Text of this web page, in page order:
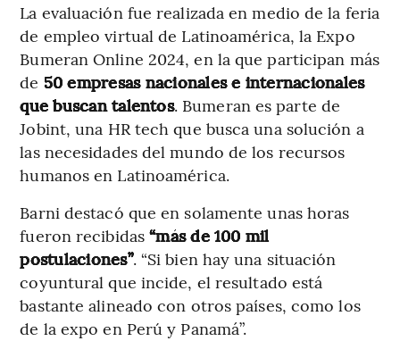
La evaluación fue realizada en medio de la feria
de empleo virtual de Latinoamérica, la Expo
Bumeran Online 2024, en la que participan más
de 50 empresas nacionales e internacionales
que buscan talentos. Bumeran es parte de
Jobint, una HR tech que busca una solución a
las necesidades del mundo de los recursos
humanos en Latinoamérica.
Barni destacó que en solamente unas horas
fueron recibidas“más de 100 mil
postulaciones”. “Si bien hay una situación
coyuntural que incide, el resultado está
bastante alineado con otros países, como los
de la expo en Perú y Panamá”.